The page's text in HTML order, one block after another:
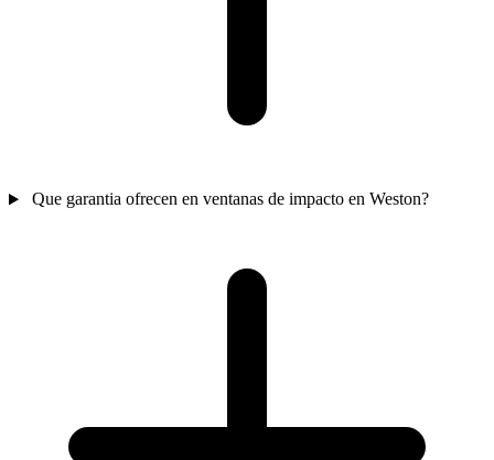
Que garantia ofrecen en ventanas de impacto en Weston?